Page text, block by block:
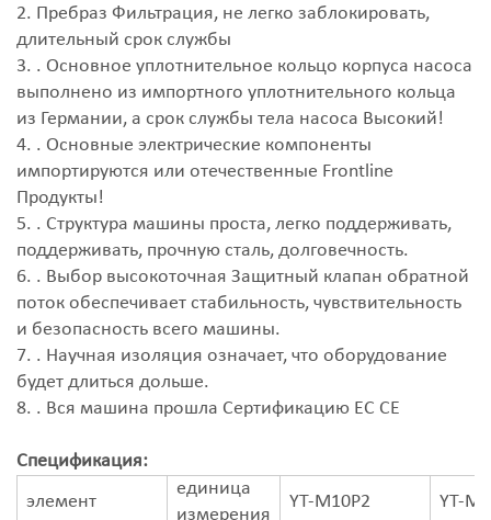
2. Пребраз Фильтрация, не легко заблокировать,
длительный срок службы
3. . Основное уплотнительное кольцо корпуса насоса
выполнено из импортного уплотнительного кольца
из Германии, а срок службы тела насоса Высокий!
4. . Основные электрические компоненты
импортируются или отечественные Frontline
Продукты!
5. . Структура машины проста, легко поддерживать,
поддерживать, прочную сталь, долговечность.
6. . Выбор высокоточная Защитный клапан обратной
поток обеспечивает стабильность, чувствительность
и безопасность всего машины.
7. . Научная изоляция означает, что оборудование
будет длиться дольше.
8. . Вся машина прошла Сертификацию ЕС CE
Спецификация:
элемент
единица
измерения
YT-M10P2 YT-